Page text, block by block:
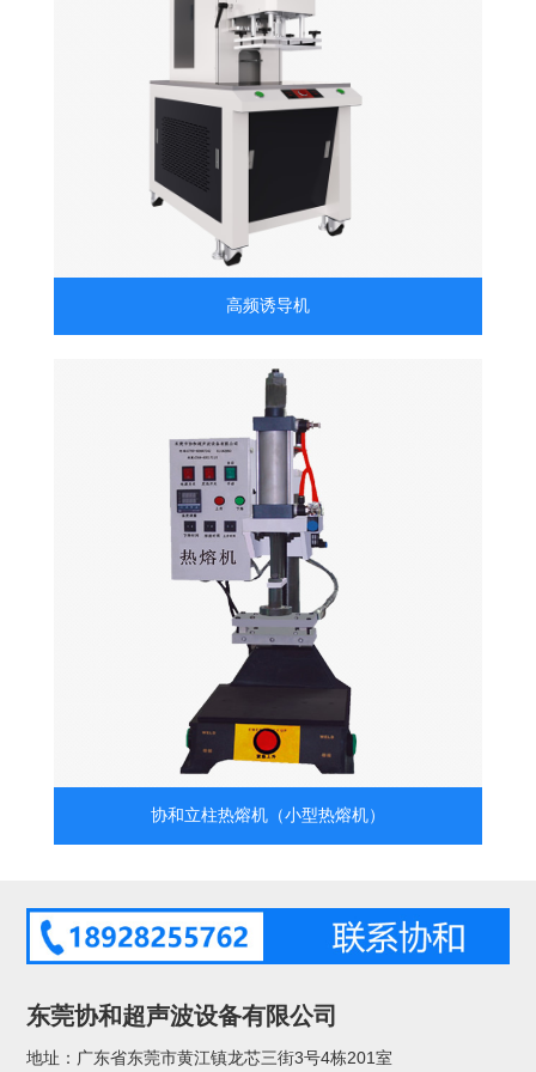
高频诱导机
协和立柱热熔机（小型热熔机）
东莞协和超声波设备有限公司
地址：广东省东莞市黄江镇龙芯三街3号4栋201室